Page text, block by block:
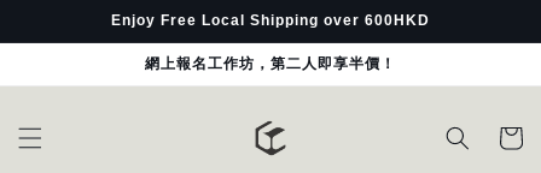
content
Enjoy Free Local Shipping over 600HKD
網上報名工作坊，第二人即享半價！
Cart